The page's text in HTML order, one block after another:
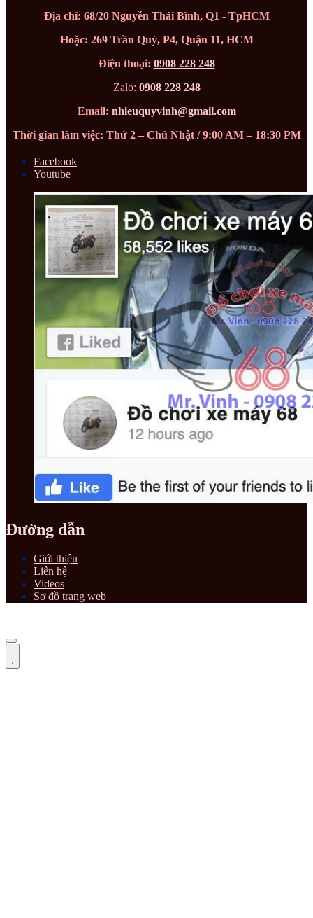
Địa chỉ: 68/20 Nguyễn Thái Bình, Q1 - TpHCM
Hoặc: 269 Trần Quý, P4, Quận 11, HCM
Điện thoại: 0908 228 248
Zalo: 0908 228 248
Email: nhieuquyvinh@gmail.com
Thời gian làm việc: Thứ 2 – Chủ Nhật / 9:00 AM – 18:30 PM
Facebook
Youtube
Đường dẫn
Giới thiệu
Liên hệ
Videos
Sơ đồ trang web